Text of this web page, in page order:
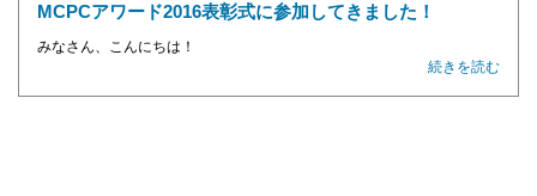
MCPCアワード2016表彰式に参加してきました！
みなさん、こんにちは！
続きを読む